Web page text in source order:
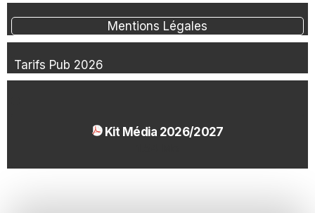
Mentions Légales
Tarifs Pub 2026
Kit Média 2026/2027